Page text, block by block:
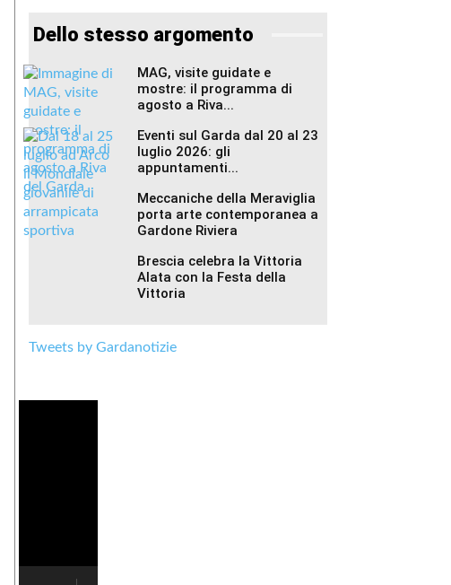
Dello stesso argomento
MAG, visite guidate e
mostre: il programma di
agosto a Riva...
Eventi sul Garda dal 20 al 23
luglio 2026: gli
appuntamenti...
Meccaniche della Meraviglia
porta arte contemporanea a
Gardone Riviera
Brescia celebra la Vittoria
Alata con la Festa della
Vittoria
Tweets by Gardanotizie